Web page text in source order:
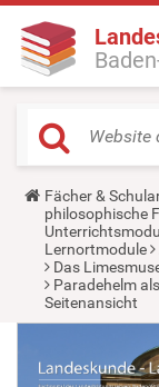
Y
o
u
a
r
e
h
e
:
Fächer &
philosophische
Lernortmodule
Das
Paradehelm
Seitenansicht